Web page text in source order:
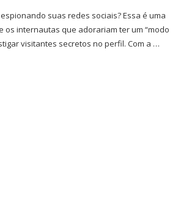
suas redes sociais? Essa é uma
os internautas que adorariam ter um “modo
visitantes secretos no perfil. Com a …